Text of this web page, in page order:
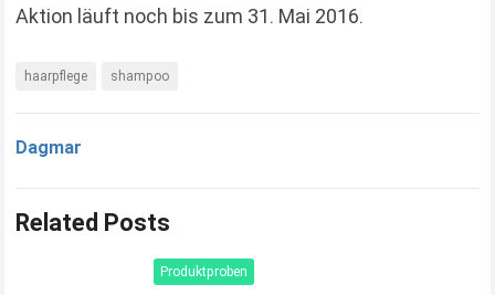
Aktion läuft noch bis zum 31. Mai 2016.
haarpflege shampoo
Dagmar
Related Posts
Produktproben